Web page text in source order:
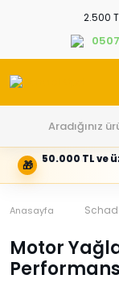
2.500
🎁 50.000 TL ve
Giriş
veya
oluşturun
E-posta adresi
Marka,
ve
seçin
Tüm Kategoriler
Anasayfa
Motor